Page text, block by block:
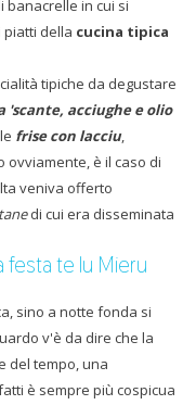
in cui si
della cucina tipica
tipiche da degustare
acciughe e olio
frise con lacciu,
ovviamente, è il caso di
veniva offerto
di cui era disseminata
festa te lu Mieru
sino a notte fonda si
v'è da dire che la
del tempo, una
è sempre più cospicua